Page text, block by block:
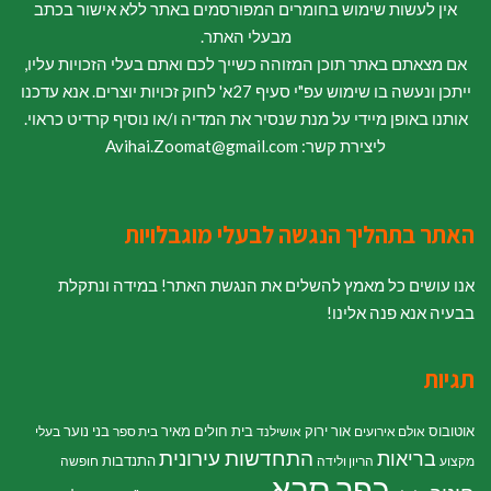
אין לעשות שימוש בחומרים המפורסמים באתר ללא אישור בכתב
מבעלי האתר.
אם מצאתם באתר תוכן המזוהה כשייך לכם ואתם בעלי הזכויות עליו,
ייתכן ונעשה בו שימוש עפ"י סעיף 27א' לחוק זכויות יוצרים. אנא עדכנו
אותנו באופן מיידי על מנת שנסיר את המדיה ו/או נוסיף קרדיט כראוי.
ליצירת קשר: Avihai.Zoomat@gmail.com
האתר בתהליך הנגשה לבעלי מוגבלויות
אנו עושים כל מאמץ להשלים את הנגשת האתר! במידה ונתקלת
בבעיה אנא פנה אלינו!
תגיות
אוטובוס אולם אירועים אור ירוק אושילנד בית חולים מאיר בית ספר בני נוער בעלי
מקצוע בריאות הריון ולידה התחדשות עירוניתהתנדבות חופשה